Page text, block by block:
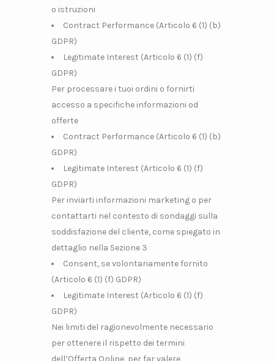
o istruzioni
Contract Performance (Articolo 6 (1) (b)
GDPR)
Legitimate Interest (Articolo 6 (1) (f)
GDPR)
Per processare i tuoi ordini o fornirti
accesso a specifiche informazioni od
offerte
Contract Performance (Articolo 6 (1) (b)
GDPR)
Legitimate Interest (Articolo 6 (1) (f)
GDPR)
Per inviarti informazioni marketing o per
contattarti nel contesto di sondaggi sulla
soddisfazione del cliente, come spiegato in
dettaglio nella Sezione 3
Consent, se volontariamente fornito
(Articolo 6 (1) (f) GDPR)
Legitimate Interest (Articolo 6 (1) (f)
GDPR)
Nei limiti del ragionevolmente necessario
per ottenere il rispetto dei termini
dell’Offerta Online, per far valere,